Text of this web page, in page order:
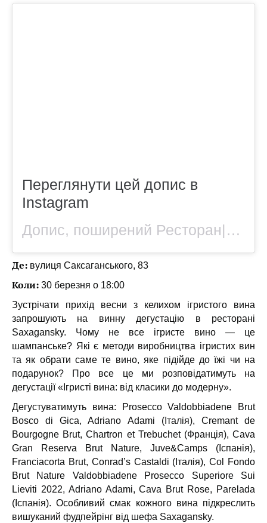
Переглянути цей допис в
Instagram
Допис, поширений Ресторан|Wine bar|Кондитерська (@saxagansky_rest)
Де: вулиця Саксаганського, 83
Коли: 30 березня о 18:00
Зустрічати прихід весни з келихом ігристого вина
запрошують на винну дегустацію в ресторані
Saxagansky. Чому не все ігристе вино — це
шампанське? Які є методи виробництва ігристих вин
та як обрати саме те вино, яке підійде до їжі чи на
подарунок? Про все це ми розповідатимуть на
дегустації «Ігристі вина: від класики до модерну».
Дегустуватимуть вина: Prosecco Valdobbiadene Brut
Bosco di Gica, Adriano Adami (Італія), Cremant de
Bourgogne Brut, Chartron et Trebuchet (Франція), Cava
Gran Reserva Brut Nature, Juve&Camps (Іспанія),
Franciacorta Brut, Conrad’s Castaldi (Італія), Col Fondo
Brut Nature Valdobbiadene Prosecco Superiore Sui
Lieviti 2022, Adriano Adami, Cava Brut Rose, Parelada
(Іспанія). Особливий смак кожного вина підкреслить
вишуканий фудпейрінг від шефа Saxagansky.